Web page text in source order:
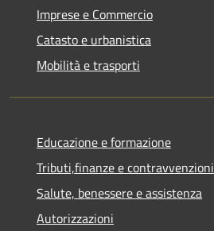
Imprese e Commercio
Catasto e urbanistica
Mobilità e trasporti
Educazione e formazione
Tributi,finanze e contravvenzioni
Salute, benessere e assistenza
Autorizzazioni